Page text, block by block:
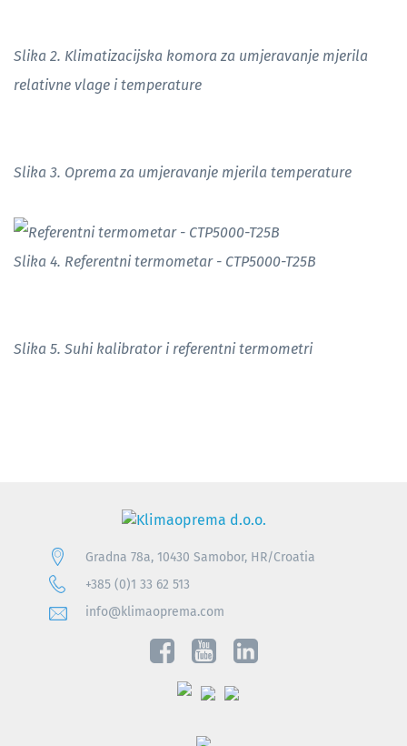
Slika 2. Klimatizacijska komora za umjeravanje mjerila
relativne vlage i temperature
Slika 3. Oprema za umjeravanje mjerila temperature
Slika 4. Referentni termometar - CTP5000-T25B
Slika 5. Suhi kalibrator i referentni termometri
Gradna 78a, 10430 Samobor, HR/Croatia
+385 (0)1 33 62 513
info@klimaoprema.com